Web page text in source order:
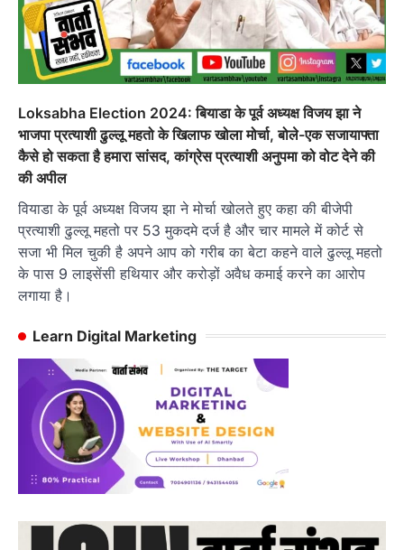
Loksabha Election 2024: बियाडा के पूर्व अध्यक्ष विजय झा ने
भाजपा प्रत्याशी ढुल्लू महतो के खिलाफ खोला मोर्चा, बोले-एक सजायाफ्ता
कैसे हो सकता है हमारा सांसद, कांग्रेस प्रत्याशी अनुपमा को वोट देने की
की अपील
वियाडा के पूर्व अध्यक्ष विजय झा ने मोर्चा खोलते हुए कहा की बीजेपी
प्रत्याशी ढुल्लू महतो पर 53 मुकदमे दर्ज है और चार मामले में कोर्ट से
सजा भी मिल चुकी है अपने आप को गरीब का बेटा कहने वाले ढुल्लू महतो
के पास 9 लाइसेंसी हथियार और करोड़ों अवैध कमाई करने का आरोप
लगाया है।
Learn Digital Marketing